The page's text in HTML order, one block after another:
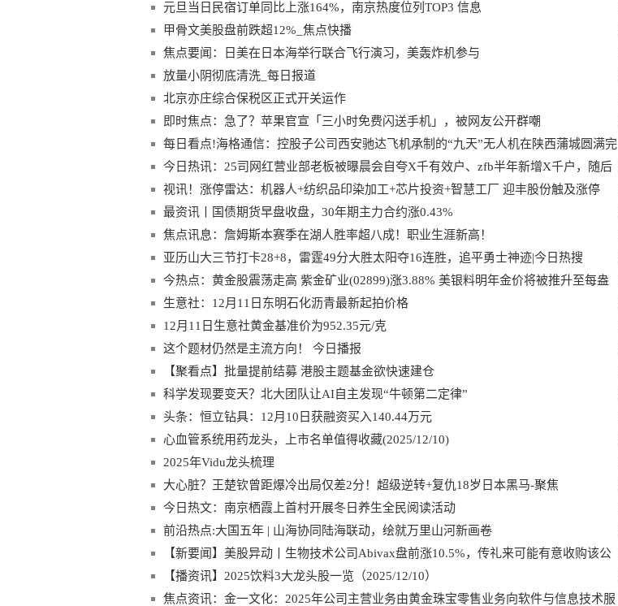
元旦当日民宿订单同比上涨164%，南京热度位列TOP3 信息
甲骨文美股盘前跌超12%_焦点快播
焦点要闻：日美在日本海举行联合飞行演习，美轰炸机参与
放量小阴彻底清洗_每日报道
北京亦庄综合保税区正式开关运作
即时焦点：急了？苹果官宣「三小时免费闪送手机」，被网友公开群嘲
每日看点!海格通信：控股子公司西安驰达飞机承制的“九天”无人机在陕西蒲城圆满完
成首飞任务
今日热讯：25司网红营业部老板被曝晨会自夸X千有效户、zfb半年新增X千户，随后
却传老板跑路与团队调整
视讯！涨停雷达：机器人+纺织品印染加工+芯片投资+智慧工厂 迎丰股份触及涨停
最资讯丨国债期货早盘收盘，30年期主力合约涨0.43%
焦点讯息：詹姆斯本赛季在湖人胜率超八成！职业生涯新高！
亚历山大三节打卡28+8，雷霆49分大胜太阳夺16连胜，追平勇士神迹|今日热搜
今热点：黄金股震荡走高 紫金矿业(02899)涨3.88% 美银料明年金价将被推升至每盎
司5000美元
生意社：12月11日东明石化沥青最新起拍价格
12月11日生意社黄金基准价为952.35元/克
这个题材仍然是主流方向！ 今日播报
【聚看点】批量提前结募 港股主题基金欲快速建仓
科学发现要变天？北大团队让AI自主发现“牛顿第二定律”
头条：恒立钻具：12月10日获融资买入140.44万元
心血管系统用药龙头，上市名单值得收藏(2025/12/10)
2025年Vidu龙头梳理
大心脏？王楚钦曾距爆冷出局仅差2分！超级逆转+复仇18岁日本黑马-聚焦
今日热文：南京栖霞上首村开展冬日养生全民阅读活动
前沿热点:大国五年 | 山海协同陆海联动，绘就万里山河新画卷
【新要闻】美股异动丨生物技术公司Abivax盘前涨10.5%，传礼来可能有意收购该公
司
【播资讯】2025饮料3大龙头股一览（2025/12/10）
焦点资讯：金一文化：2025年公司主营业务由黄金珠宝零售业务向软件与信息技术服